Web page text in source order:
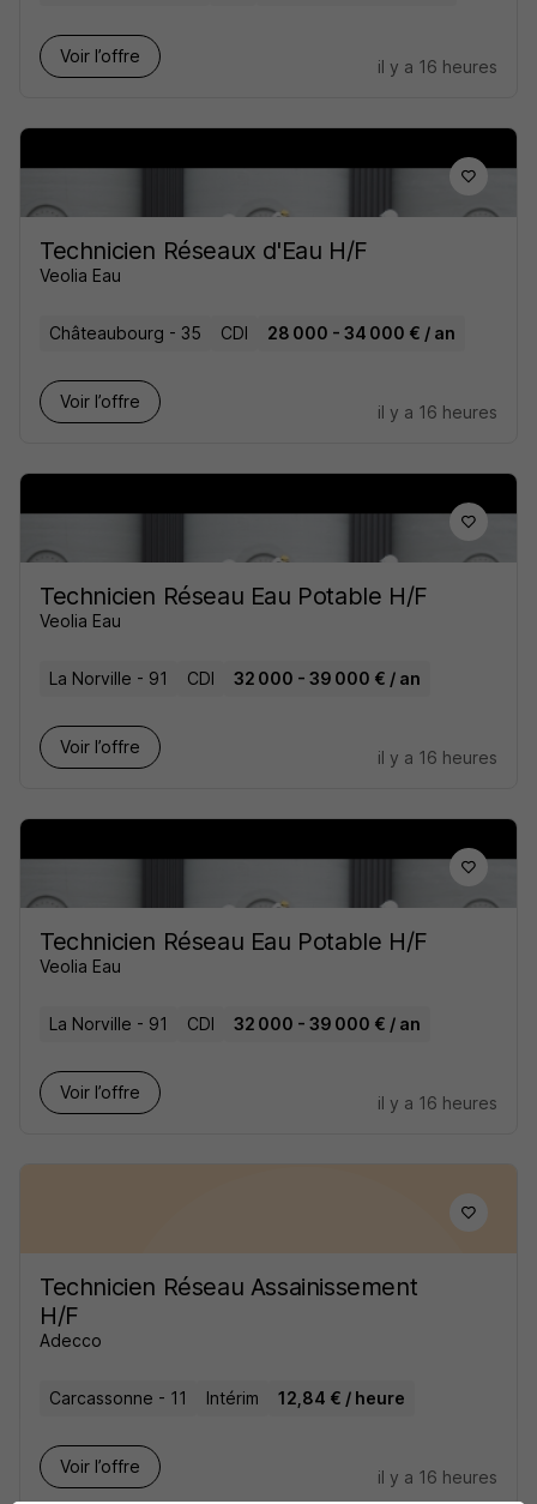
Voir l’offre
il y a 16 heures
Technicien Réseaux d'Eau H/F
Veolia Eau
Châteaubourg - 35 CDI 28 000 - 34 000 € / an
Voir l’offre
il y a 16 heures
Technicien Réseau Eau Potable H/F
Veolia Eau
La Norville - 91 CDI 32 000 - 39 000 € / an
Voir l’offre
il y a 16 heures
Technicien Réseau Eau Potable H/F
Veolia Eau
La Norville - 91 CDI 32 000 - 39 000 € / an
Voir l’offre
il y a 16 heures
Technicien Réseau Assainissement
H/F
Adecco
Carcassonne - 11 Intérim 12,84 € / heure
Voir l’offre
il y a 16 heures